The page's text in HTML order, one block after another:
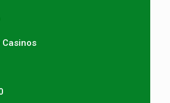
Casinos